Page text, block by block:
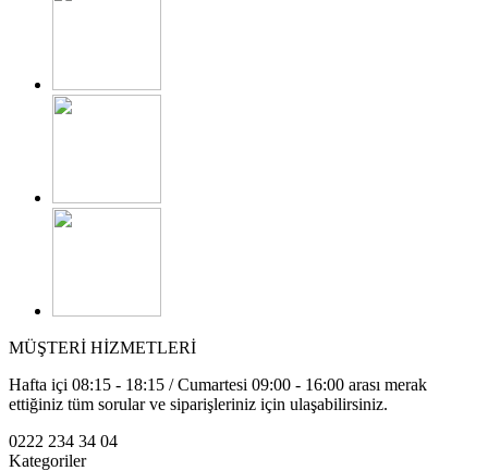
MÜŞTERİ HİZMETLERİ
Hafta içi 08:15 - 18:15 / Cumartesi 09:00 - 16:00 arası merak
ettiğiniz tüm sorular ve siparişleriniz için ulaşabilirsiniz.
0222 234 34 04
Kategoriler